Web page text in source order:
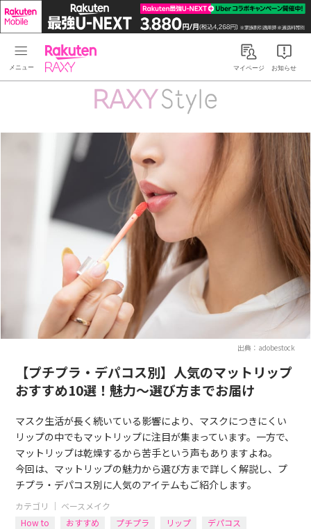
Rakuten RAXYマイページ お知らせ
出典：adobestock
【プチプラ・デパコス別】人気のマットリップ
おすすめ10選！魅力〜選び方までお届け
マスク生活が長く続いている影響により、マスクにつきにくい
リップの中でもマットリップに注目が集まっています。一方で、
マットリップは乾燥するから苦手という声もありますよね。
今回は、マットリップの魅力から選び方まで詳しく解説し、プ
チプラ・デパコス別に人気のアイテムもご紹介します。
カテゴリ ｜ ベースメイク
How to
おすすめ プチプラ リップ デパコス